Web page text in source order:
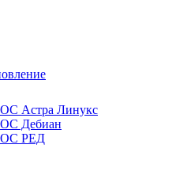
Астра Линукс
Дебиан
ОС РЕД